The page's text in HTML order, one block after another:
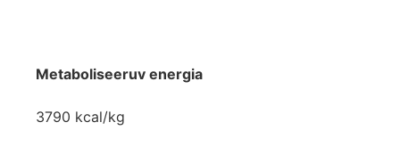
Metaboliseeruv energia
3790 kcal/kg